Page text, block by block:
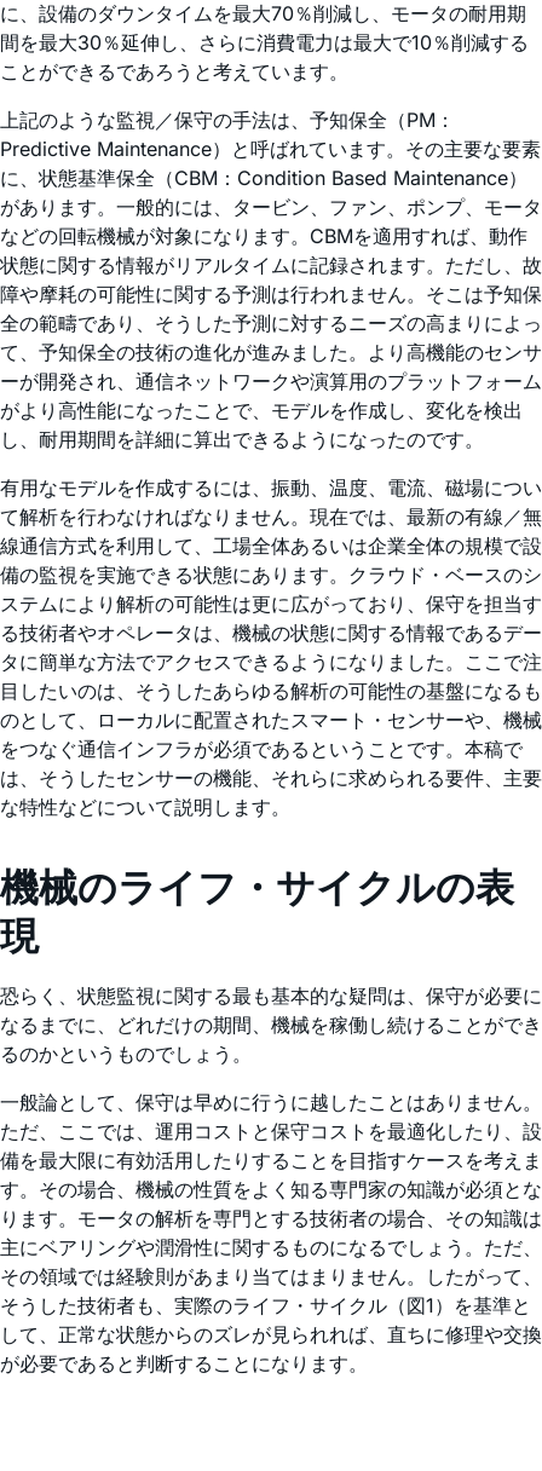
に、設備のダウンタイムを最大70％削減し、モータの耐用期
間を最大30％延伸し、さらに消費電力は最大で10％削減する
ことができるであろうと考えています。
上記のような監視／保守の手法は、予知保全（PM：
Predictive Maintenance）と呼ばれています。その主要な要素
に、状態基準保全（CBM：Condition Based Maintenance）
があります。一般的には、タービン、ファン、ポンプ、モータ
などの回転機械が対象になります。CBMを適用すれば、動作
状態に関する情報がリアルタイムに記録されます。ただし、故
障や摩耗の可能性に関する予測は行われません。そこは予知保
全の範疇であり、そうした予測に対するニーズの高まりによっ
て、予知保全の技術の進化が進みました。より高機能のセンサ
ーが開発され、通信ネットワークや演算用のプラットフォーム
がより高性能になったことで、モデルを作成し、変化を検出
し、耐用期間を詳細に算出できるようになったのです。
有用なモデルを作成するには、振動、温度、電流、磁場につい
て解析を行わなければなりません。現在では、最新の有線／無
線通信方式を利用して、工場全体あるいは企業全体の規模で設
備の監視を実施できる状態にあります。クラウド・ベースのシ
ステムにより解析の可能性は更に広がっており、保守を担当す
る技術者やオペレータは、機械の状態に関する情報であるデー
タに簡単な方法でアクセスできるようになりました。ここで注
目したいのは、そうしたあらゆる解析の可能性の基盤になるも
のとして、ローカルに配置されたスマート・センサーや、機械
をつなぐ通信インフラが必須であるということです。本稿で
は、そうしたセンサーの機能、それらに求められる要件、主要
な特性などについて説明します。
機械のライフ・サイクルの表
現
恐らく、状態監視に関する最も基本的な疑問は、保守が必要に
なるまでに、どれだけの期間、機械を稼働し続けることができ
るのかというものでしょう。
一般論として、保守は早めに行うに越したことはありません。
ただ、ここでは、運用コストと保守コストを最適化したり、設
備を最大限に有効活用したりすることを目指すケースを考えま
す。その場合、機械の性質をよく知る専門家の知識が必須とな
ります。モータの解析を専門とする技術者の場合、その知識は
主にベアリングや潤滑性に関するものになるでしょう。ただ、
その領域では経験則があまり当てはまりません。したがって、
そうした技術者も、実際のライフ・サイクル（図1）を基準と
して、正常な状態からのズレが見られれば、直ちに修理や交換
が必要であると判断することになります。